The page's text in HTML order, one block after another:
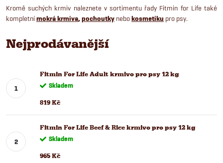
Kromě suchých krmiv naleznete v sortimentu řady Fitmin for Life také
kompletnímokrá krmiva,pochoutky nebokosmetiku pro psy.
Nejprodávanější
Fitmin For Life Adult krmivo pro psy 12 kg
Skladem
819 Kč
Fitmin For Life Beef & Rice krmivo pro psy 12 kg
Skladem
965 Kč